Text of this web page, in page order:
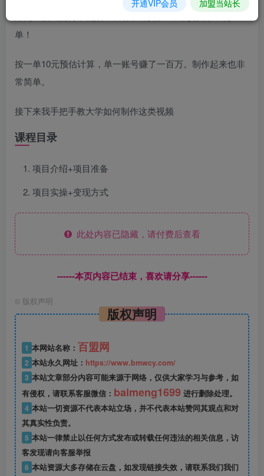
单！
按一单10元预估计算，单一账号赚了一百万。制作起来也非
常简单。
接下来我手把手教大学如何制作这类视频
课程目录
项目介绍+项目准备
项目实操+变现方式
此处内容已隐藏，请付费后查看
------本页内容已结束，喜欢请分享------
© 版权声明
版权声明
1 本网站名称： 百盟网
2 本站永久网址： https://www.bmwcy.com/
3 本站文章部分内容可能来源于网络，仅供大家学习与参考，如
有侵权，请联系客服微信： baimeng1699 进行删除处理。
4 本站一切资源不代表本站立场，并不代表本站赞同其观点和对
其真实性负责。
5 本站一律禁止以任何方式发布或转载任何违法的相关信息，访
客发现请向客服举报
6 本站资源大多存储在云盘，如发现链接失效，请联系我们我们
开通VIP会员 加盟当站长